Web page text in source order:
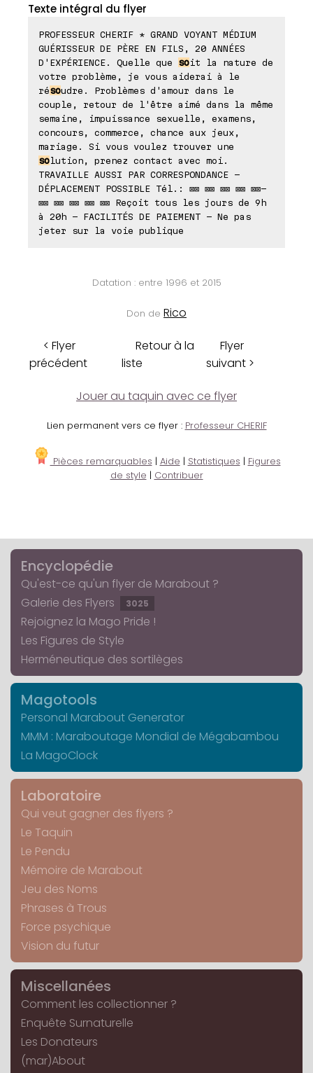
Texte intégral du flyer
PROFESSEUR CHERIF * GRAND VOYANT MÉDIUM
GUÉRISSEUR DE PÈRE EN FILS, 20 ANNÉES
D'EXPÉRIENCE. Quelle que soit la nature de
votre problème, je vous aiderai à le
résoudre. Problèmes d'amour dans le
couple, retour de l'être aimé dans la même
semaine, impuissance sexuelle, examens,
concours, commerce, chance aux jeux,
mariage. Si vous voulez trouver une
solution, prenez contact avec moi.
TRAVAILLE AUSSI PAR CORRESPONDANCE -
DÉPLACEMENT POSSIBLE Tél.: ⊠⊠ ⊠⊠ ⊠⊠ ⊠⊠ ⊠⊠-
⊠⊠ ⊠⊠ ⊠⊠ ⊠⊠ ⊠⊠ Reçoit tous les jours de 9h
à 20h - FACILITÉS DE PAIEMENT - Ne pas
jeter sur la voie publique
Datation : entre 1996 et 2015
Don de Rico
< Flyer
précédent
Retour à la
liste
Flyer
suivant >
Jouer au taquin avec ce flyer
Lien permanent vers ce flyer : Professeur CHERIF
Pièces remarquables | Aide | Statistiques | Figures
de style | Contribuer
Encyclopédie
Qu'est-ce qu'un flyer de Marabout ?
Galerie des Flyers
3025
Rejoignez la Mago Pride !
Les Figures de Style
Herméneutique des sortilèges
Magotools
Personal Marabout Generator
MMM : Maraboutage Mondial de Mégabambou
La MagoClock
Laboratoire
Qui veut gagner des flyers ?
Le Taquin
Le Pendu
Mémoire de Marabout
Jeu des Noms
Phrases à Trous
Force psychique
Vision du futur
Miscellanées
Comment les collectionner ?
Enquête Surnaturelle
Les Donateurs
(mar)About